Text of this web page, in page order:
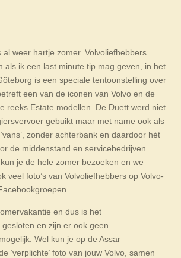
al weer hartje zomer. Volvoliefhebbers
als ik een last minute tip mag geven, in het
is een speciale tentoonstelling over
een van de iconen van Volvo en de
reeks Estate modellen. De Duett werd niet
gebuikt maar met name ook als
zonder achterbank en daardoor hét
de middenstand en servicebedrijven.
je de hele zomer bezoeken en we
veel foto’s van Volvoliefhebbers op Volvo-
en dus is het
en zijn er ook geen
Wel kun je op de Assar
‘verplichte’ foto van jouw Volvo, samen